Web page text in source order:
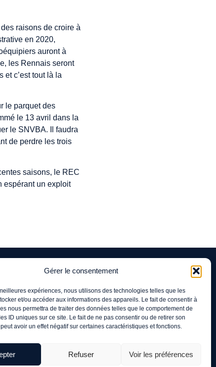
Gérer le consentement
expériences, nous utilisons des technologies telles que les
et/ou accéder aux informations des appareils. Le fait de consentir à
nous permettra de traiter des données telles que le comportement de
ID uniques sur ce site. Le fait de ne pas consentir ou de retirer son
avoir un effet négatif sur certaines caractéristiques et fonctions.
Refuser Voir les préférences
raisons de croire à
en 2020,
auront à
les Rennais seront
et c’est tout là la
le parquet des
le 13 avril dans la
le SNVBA. Il faudra
de perdre les trois
saisons, le REC
espérant un exploit
Newsletter
En vous inscrivant à notre newsletter, vous
acceptez lesmentions légales
E-mail